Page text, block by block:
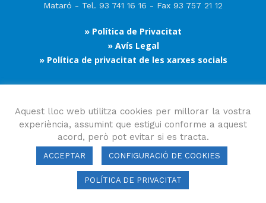
Mataró - Tel. 93 741 16 16 - Fax 93 757 21 12
» Política de Privacitat
» Avís Legal
» Política de privacitat de les xarxes socials
Segueix-nos
Consell Comarcal del Maresme 2023 Copyright © Tots els drets
Aquest lloc web utilitza cookies per millorar la vostra
experiència, assumint que estigui conforme a aquest
acord, però pot evitar si es tracta.
ACCEPTAR CONFIGURACIÓ DE COOKIES
POLÍTICA DE PRIVACITAT